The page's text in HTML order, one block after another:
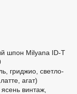
шпон Milyana ID-Т
гриджио, светло-
агат)
винтаж,